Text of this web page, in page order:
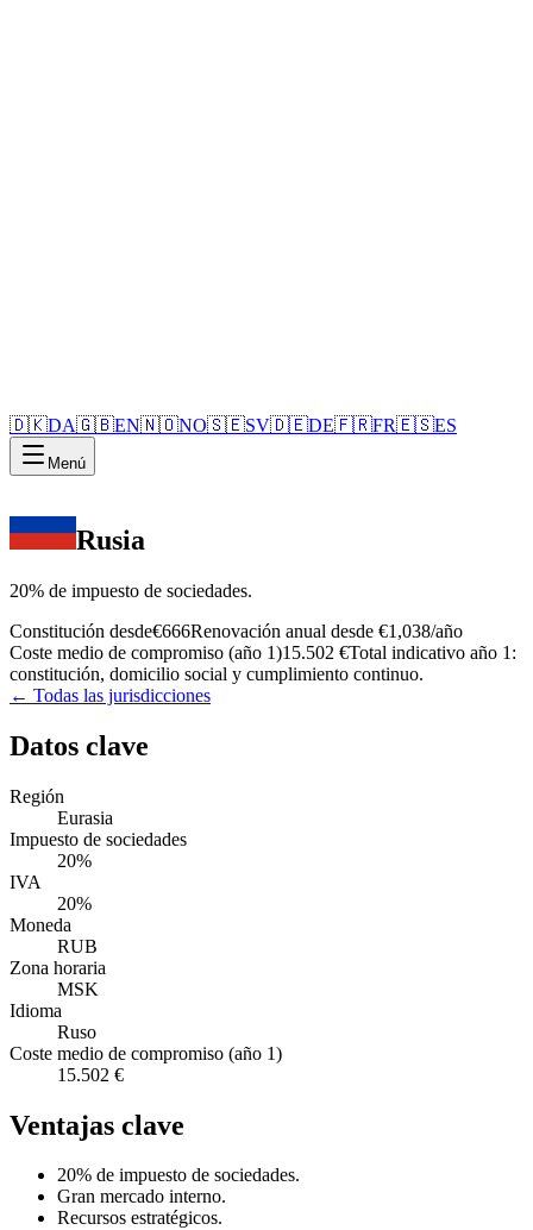
🇩🇰DA🇬🇧EN🇳🇴NO🇸🇪SV🇩🇪DE🇫🇷FR🇪🇸ES
Menú
Rusia
20% de impuesto de sociedades.
Constitución desde€666Renovación anual desde €1,038/año
Coste medio de compromiso (año 1)15.502 €Total indicativo año 1:
constitución, domicilio social y cumplimiento continuo.
← Todas las jurisdicciones
Datos clave
Región
Eurasia
Impuesto de sociedades
20%
IVA
20%
Moneda
RUB
Zona horaria
MSK
Idioma
Ruso
Coste medio de compromiso (año 1)
15.502 €
Ventajas clave
20% de impuesto de sociedades.
Gran mercado interno.
Recursos estratégicos.